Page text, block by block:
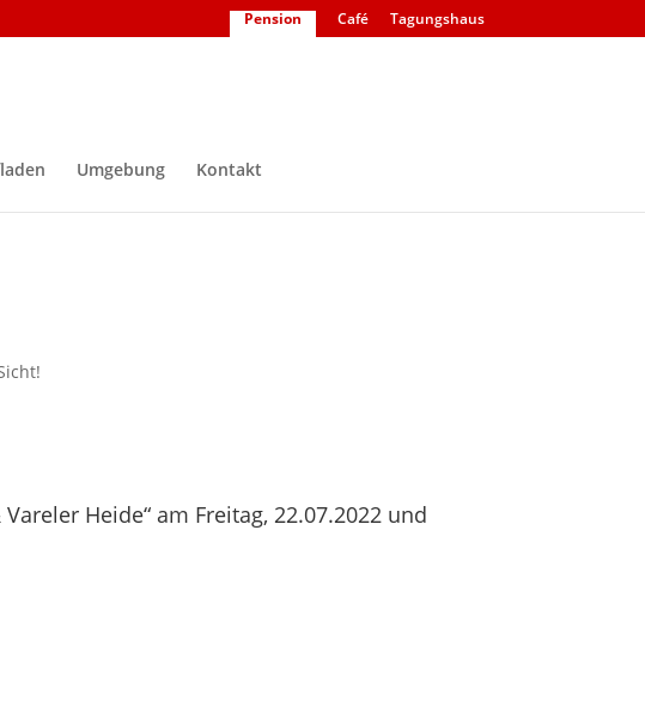
Pension Café Tagungshaus
Umgebung Kontakt
Heide“ am Freitag, 22.07.2022 und